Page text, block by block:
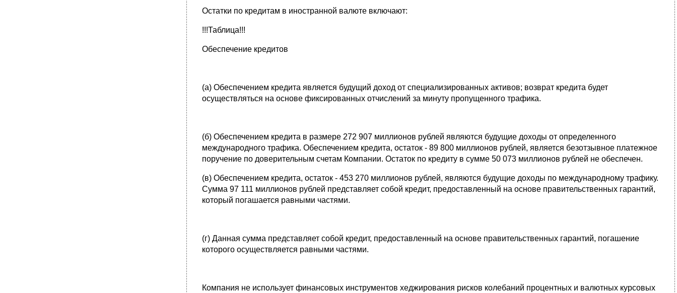
Остатки по кредитам в иностранной валюте включают:
!!!Таблица!!!
Обеспечение кредитов
(а) Обеспечением кредита является будущий доход от специализированных активов; возврат кредита будет
осуществляться на основе фиксированных отчислений за минуту пропущенного трафика.
(б) Обеспечением кредита в размере 272 907 миллионов рублей являются будущие доходы от определенного
международного трафика. Обеспечением кредита, остаток - 89 800 миллионов рублей, является безотзывное платежное
поручение по доверительным счетам Компании. Остаток по кредиту в сумме 50 073 миллионов рублей не обеспечен.
(в) Обеспечением кредита, остаток - 453 270 миллионов рублей, являются будущие доходы по международному трафику.
Сумма 97 111 миллионов рублей представляет собой кредит, предоставленный на основе правительственных гарантий,
который погашается равными частями.
(г) Данная сумма представляет собой кредит, предоставленный на основе правительственных гарантий, погашение
которого осуществляется равными частями.
Компания не использует финансовых инструментов хеджирования рисков колебаний процентных и валютных курсовых